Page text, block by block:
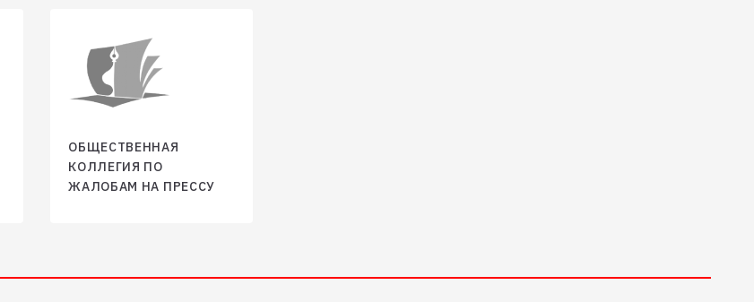
ОБЩЕСТВЕННАЯ
КОЛЛЕГИЯ ПО
ЖАЛОБАМ НА ПРЕССУ